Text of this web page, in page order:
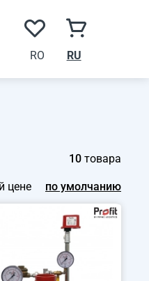
RO RU
10 товара
цене по умолчанию